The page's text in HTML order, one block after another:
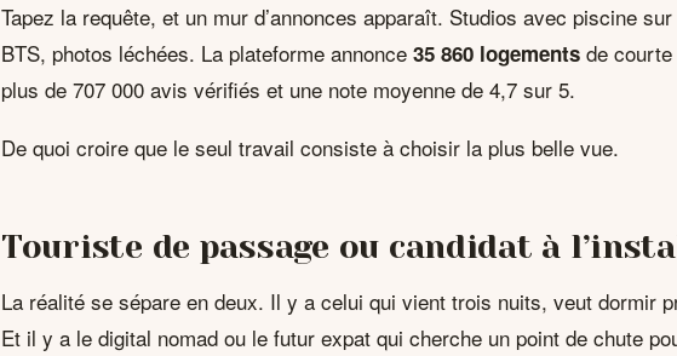
Tapez la requête, et un mur d’annonces apparaît. Studios avec piscine
BTS, photos léchées. La plateforme annonce 35 860 logements de
plus de 707 000 avis vérifiés et une note moyenne de 4,7 sur 5.
De quoi croire que le seul travail consiste à choisir la plus belle vue.
Touriste de passage ou candidat à
La réalité se sépare en deux. Il y a celui qui vient trois nuits, veut dormir
Et il y a le digital nomad ou le futur expat qui cherche un point de chute